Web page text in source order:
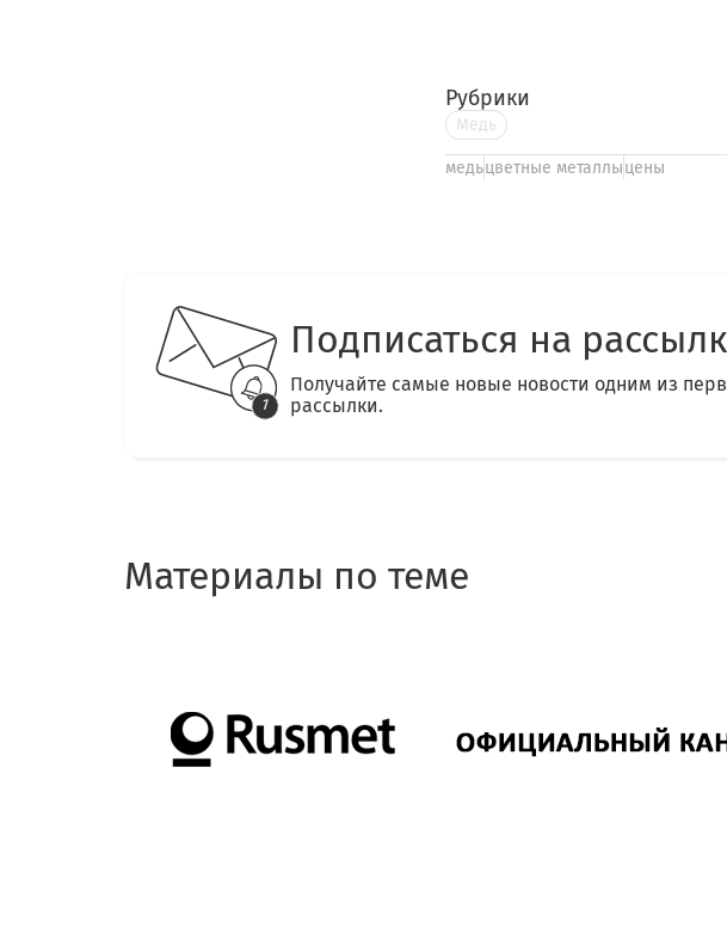
Рубрики
Медь
медьцветные металлыцены
Подписаться на
Получайте самые новые новости одним из
рассылки.
Материалы по теме